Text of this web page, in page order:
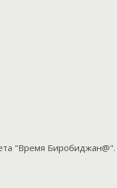
"Время Биробиджан@".